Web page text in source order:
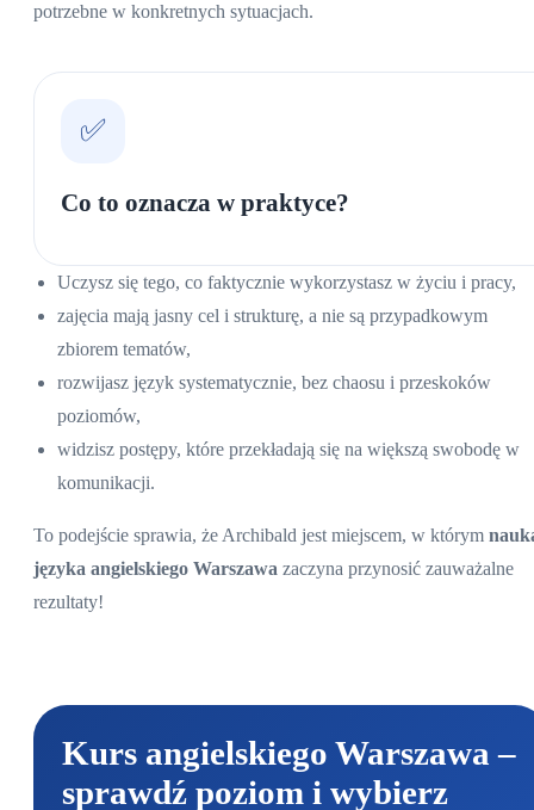
potrzebne w konkretnych sytuacjach.
✅
Co to oznacza w praktyce?
Uczysz się tego, co faktycznie wykorzystasz w życiu i pracy,
zajęcia mają jasny cel i strukturę, a nie są przypadkowym
zbiorem tematów,
rozwijasz język systematycznie, bez chaosu i przeskoków
poziomów,
widzisz postępy, które przekładają się na większą swobodę w
komunikacji.
To podejście sprawia, że Archibald jest miejscem, w którym
języka angielskiego Warszawa zaczyna przynosić zauważalne
rezultaty!
Kurs angielskiego Warszawa–
sprawdź poziom i wybierz